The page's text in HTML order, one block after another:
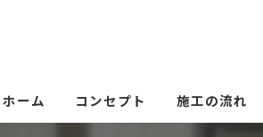
ホーム コンセプト 施工の流れ